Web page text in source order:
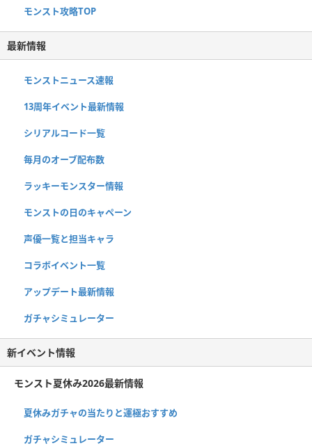
モンスト攻略TOP
最新情報
モンストニュース速報
13周年イベント最新情報
シリアルコード一覧
毎月のオーブ配布数
ラッキーモンスター情報
モンストの日のキャペーン
声優一覧と担当キャラ
コラボイベント一覧
アップデート最新情報
ガチャシミュレーター
新イベント情報
モンスト夏休み2026最新情報
夏休みガチャの当たりと運極おすすめ
ガチャシミュレーター